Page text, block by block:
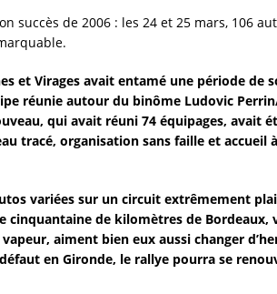
succès de 2006 : les 24 et 25 mars, 106
et Virages avait entamé une période de
réunie autour du binôme Ludovic
qui avait réuni 74 équipages, avait
tracé, organisation sans faille et accueil
variées sur un circuit extrêmement
cinquantaine de kilomètres de Bordeaux,
aiment bien eux aussi changer
en Gironde, le rallye pourra se